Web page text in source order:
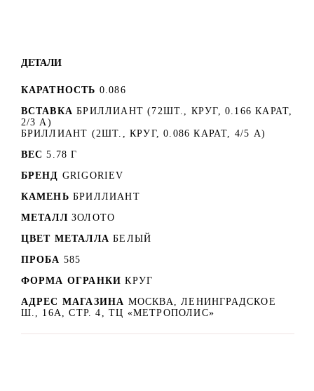
ДЕТАЛИ
КАРАТНОСТЬ 0.086
ВСТАВКА БРИЛЛИАНТ (72ШТ., КРУГ, 0.166 КАРАТ,
2/3 А)
БРИЛЛИАНТ (2ШТ., КРУГ, 0.086 КАРАТ, 4/5 А)
ВЕС 5.78 Г
БРЕНД GRIGORIEV
КАМЕНЬ БРИЛЛИАНТ
МЕТАЛЛ ЗОЛОТО
ЦВЕТ МЕТАЛЛА БЕЛЫЙ
ПРОБА 585
ФОРМА ОГРАНКИ КРУГ
АДРЕС МАГАЗИНА МОСКВА, ЛЕНИНГРАДСКОЕ
Ш., 16А, СТР. 4, ТЦ «МЕТРОПОЛИС»